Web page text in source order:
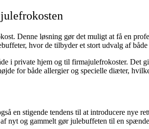
Denne løsning gør det muligt at få en
hvor de tilbyder et stort udvalg af
i private hjem og til firmajulefrokoster. Det
for både allergier og specielle diæter,
en stigende tendens til at introducere nye
nyt og gammelt gør julebuffeten til en